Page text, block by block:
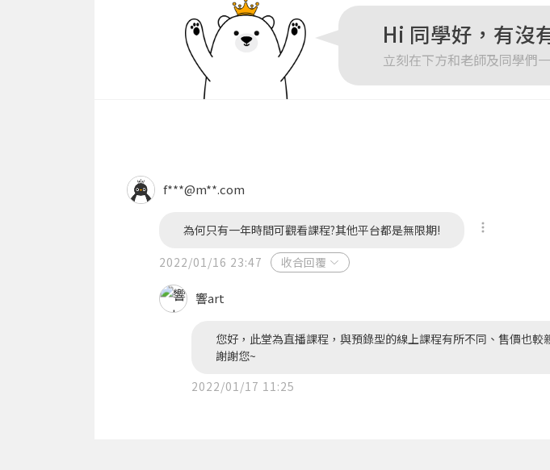
忘記密碼 註冊
按下註冊即代表你同意我們的
Hi 同學好，有沒
立刻在下方和老師及同學們
f***@m**.com
為何只有一年時間可觀看課程?其他平台都是無限期!
2022/01/16 23:47
收合回覆
響art
您好，此堂為直播課程，與預錄型的線上課程有所不同、售價也
謝謝您~
2022/01/17 11:25